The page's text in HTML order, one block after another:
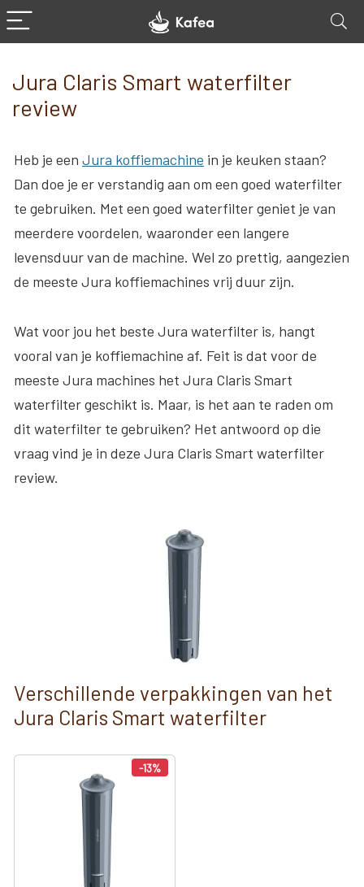
Jura Claris Smart waterfilter
review
Heb je een Jura koffiemachine in je keuken staan?
Dan doe je er verstandig aan om een goed waterfilter
te gebruiken. Met een goed waterfilter geniet je van
meerdere voordelen, waaronder een langere
levensduur van de machine. Wel zo prettig, aangezien
de meeste Jura koffiemachines vrij duur zijn.
Wat voor jou het beste Jura waterfilter is, hangt
vooral van je koffiemachine af. Feit is dat voor de
meeste Jura machines het Jura Claris Smart
waterfilter geschikt is. Maar, is het aan te raden om
dit waterfilter te gebruiken? Het antwoord op die
vraag vind je in deze Jura Claris Smart waterfilter
review.
Verschillende verpakkingen van het
Jura Claris Smart waterfilter
-13%